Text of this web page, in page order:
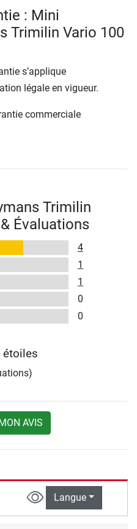
: Mini
Trimilin Vario 100
s’applique
légale en vigueur.
commerciale
Trimilin
Évaluations
4
1
1
0
0
AVIS
Langue